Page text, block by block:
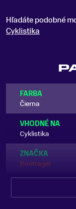
Hľadáte podobné
Cyklistika
FARBA
Čierna
VHODNÉ NA
Cyklistika
ZNAČKA
Bontrager